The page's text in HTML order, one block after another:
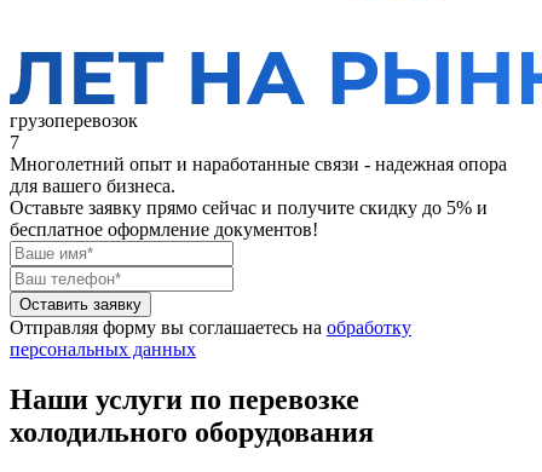
грузоперевозок
7
Многолетний опыт и наработанные связи - надежная опора
для вашего бизнеса.
Оставьте заявку прямо сейчас и получите скидку до 5% и
бесплатное оформление документов!
Оставить заявку
Отправляя форму вы соглашаетесь на обработку
персональных данных
Наши услуги по перевозке
холодильного оборудования